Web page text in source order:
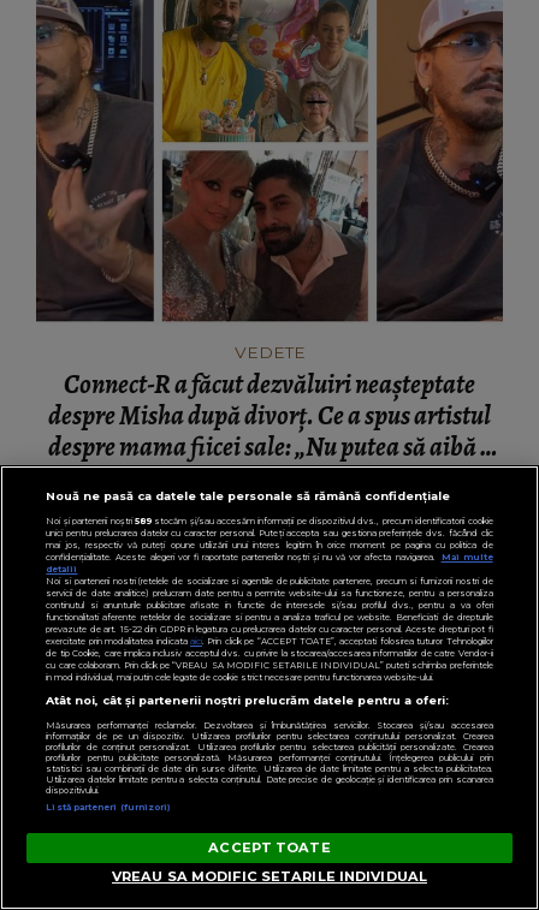
VEDETE
Connect-R a făcut dezvăluiri neașteptate
despre Misha după divorț. Ce a spus artistul
despre mama fiicei sale: „Nu putea să aibă o
mamă...”
Nouă ne pasă ca datele tale personale să rămână confidențiale
Noi și partenerii noștri589stocăm și/sau accesăm informații pe dispozitivul dvs., precum identificatorii cookie
unici pentru prelucrarea datelor cu caracter personal. Puteți accepta sau gestiona preferințele dvs. făcând clic
mai jos, respectiv vă puteți opune utilizării unui interes legitim în orice moment pe pagina cu politica de
confidențialitate. Aceste alegeri vor fi raportate partenerilor noștri și nu vă vor afecta navigarea.
Mai multe
detalii
Noi si partenerii nostri (retelele de socializare si agentiile de publicitate partenere, precum si furnizorii nostri de
servicii de date analitice) prelucram date pentru a permite website-ului sa functioneze, pentru a personaliza
continutul si anunturile publicitare afisate in functie de interesele si/sau profilul dvs., pentru a va oferi
functionalitati aferente retelelor de socializare si pentru a analiza traficul pe website. Beneficiati de drepturile
prevazute de art. 15-22 din GDPR in legatura cu prelucrarea datelor cu caracter personal. Aceste drepturi pot fi
exercitate prin modalitatea indicataaici. Prin click pe “ACCEPT TOATE”, acceptati folosirea tuturor Tehnologiilor
de tip Cookie, care implica inclusiv acceptul dvs. cu privire la stocarea/accesarea informatiilor de catre Vendor-ii
cu care colaboram. Prin click pe “VREAU SA MODIFIC SETARILE INDIVIDUAL” puteti schimba preferintele
in mod individual, mai putin cele legate de cookie strict necesare pentru functionarea website-ului.
Atât noi, cât și partenerii noștri prelucrăm datele pentru a oferi:
Măsurarea performanței reclamelor. Dezvoltarea și îmbunătățirea serviciilor. Stocarea și/sau accesarea
informațiilor de pe un dispozitiv. Utilizarea profilurilor pentru selectarea conținutului personalizat. Crearea
profilurilor de conținut personalizat. Utilizarea profilurilor pentru selectarea publicității personalizate. Crearea
profilurilor pentru publicitate personalizată. Măsurarea performanței conținutului. Înțelegerea publicului prin
statistici sau combinații de date din surse diferite. Utilizarea de date limitate pentru a selecta publicitatea.
Utilizarea datelor limitate pentru a selecta conținutul. Date precise de geolocație și identificarea prin scanarea
dispozitivului.
Listă parteneri (furnizori)
ACCEPT TOATE
VREAU SA MODIFIC SETARILE INDIVIDUAL